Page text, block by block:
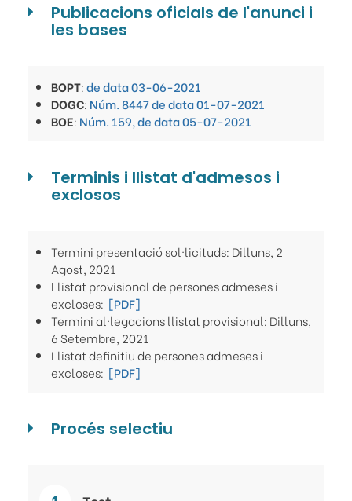
Publicacions oficials de l'anunci i
les bases
BOPT:de data 03-06-2021
DOGC: Núm. 8447 de data 01-07-2021
BOE: Núm. 159, de data 05-07-2021
Terminis i llistat d'admesos i
exclosos
Termini presentació sol·licituds: Dilluns, 2
Agost, 2021
Llistat provisional de persones admeses i
excloses: [PDF]
Termini al·legacions llistat provisional: Dilluns,
6 Setembre, 2021
Llistat definitiu de persones admeses i
excloses: [PDF]
Procés selectiu